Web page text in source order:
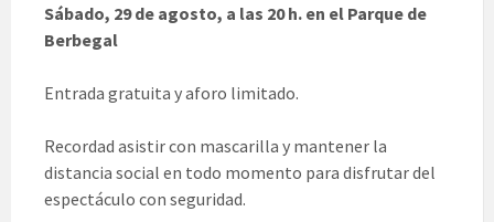
Sábado, 29 de agosto, a las 20 h. en el Parque de
Berbegal
Entrada gratuita y aforo limitado.
Recordad asistir con mascarilla y mantener la
distancia social en todo momento para disfrutar del
espectáculo con seguridad.